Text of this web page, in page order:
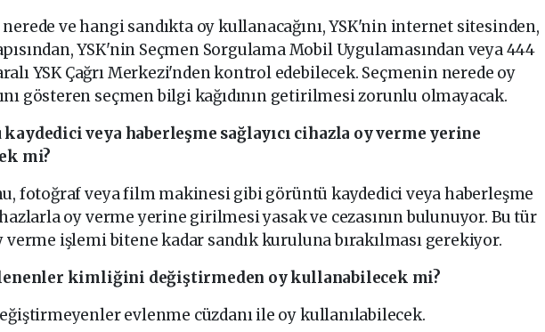
nerede ve hangi sandıkta oy kullanacağını, YSK'nin internet sitesinden,
YSK'nin Seçmen Sorgulama Mobil Uygulamasından veya 444
YSK Çağrı Merkezi'nden kontrol edebilecek. Seçmenin nerede oy
gösteren seçmen bilgi kağıdının getirilmesi zorunlu olmayacak.
veya haberleşme sağlayıcı cihazla oy verme yerine
mi?
fotoğraf veya film makinesi gibi görüntü kaydedici veya haberleşme
oy verme yerine girilmesi yasak ve cezasının bulunuyor. Bu tür
verme işlemi bitene kadar sandık kuruluna bırakılması gerekiyor.
kimliğini değiştirmeden oy kullanabilecek mi?
evlenme cüzdanı ile oy kullanılabilecek.